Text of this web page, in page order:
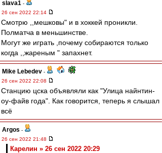
slava1 -
26 сен 2022 22:14
Смотрю ,,мешковы" и в хоккей проникли.
Полматча в меньшинстве.
Могут же играть ,почему собираются только
когда ,,жареным " запахнет.
Mike Lebedev -
26 сен 2022 22:08
Станцию цска объявляли как "Улица найнтин-
оу-файв года". Как говорится, теперь я слышал
всё
Argos -
26 сен 2022 21:48
Карелин » 26 сен 2022 20:29